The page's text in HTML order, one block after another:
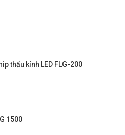
thấu kính LED FLG-200
1500